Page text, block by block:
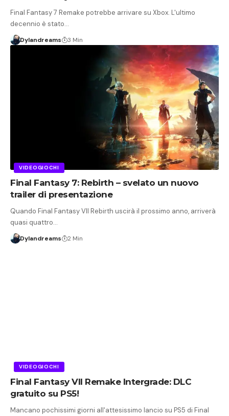
Final Fantasy 7 Remake potrebbe arrivare su Xbox. L'ultimo
decennio è stato…
Dylandreams 3 Min
VIDEOGIOCHI
Final Fantasy 7: Rebirth – svelato un nuovo
trailer di presentazione
Quando Final Fantasy VII Rebirth uscirà il prossimo anno, arriverà
quasi quattro…
Dylandreams 2 Min
VIDEOGIOCHI
Final Fantasy VII Remake Intergrade: DLC
gratuito su PS5!
Mancano pochissimi giorni all'attesissimo lancio su PS5 di Final